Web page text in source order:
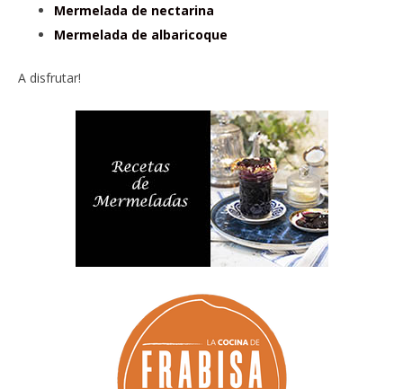
Mermelada de nectarina
Mermelada de albaricoque
A disfrutar!